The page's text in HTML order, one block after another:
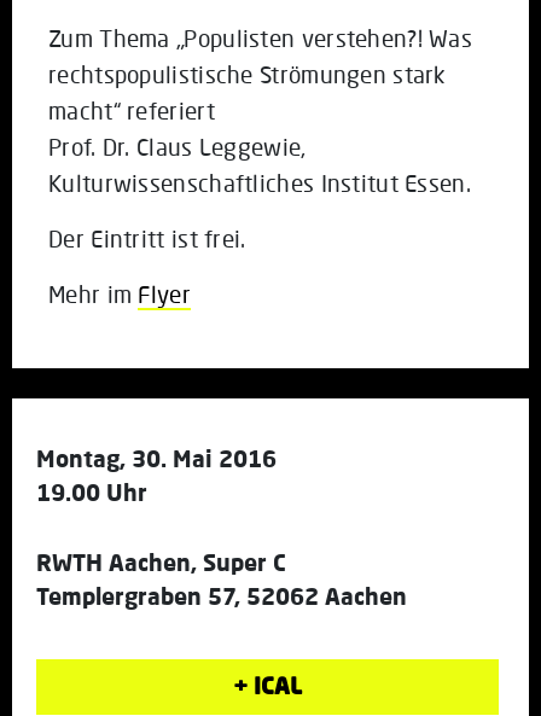
Zum Thema „Populisten verstehen?! Was
rechtspopulistische Strömungen stark
macht“ referiert
Prof. Dr. Claus Leggewie,
Kulturwissenschaftliches Institut Essen.
Der Eintritt ist frei.
Mehr im Flyer
Montag, 30. Mai 2016
19.00 Uhr
RWTH Aachen, Super C
Templergraben 57, 52062 Aachen
+ ICAL